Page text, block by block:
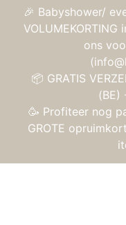
🎉 Babyshower/
ons
📦 GRATIS
(BE)
🥳 Profiteer nog
GROTE